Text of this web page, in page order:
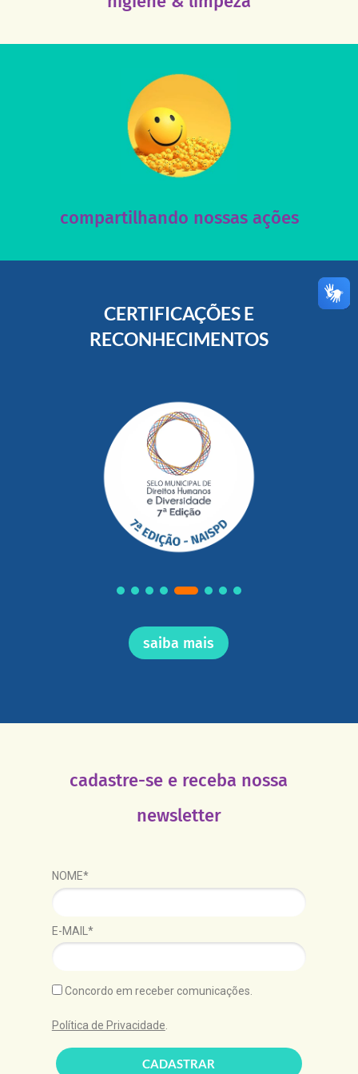
compartilhando nossas ações
Acesse nossas redes sociais e nos ajude compartilhando
nossos posts e nosso site!
acesse nosso instagram
CERTIFICAÇÕES E
RECONHECIMENTOS
saiba mais
cadastre-se e receba nossa
newsletter
NOME*
E-MAIL*
Concordo em receber comunicações.
Política de Privacidade
CADASTRAR